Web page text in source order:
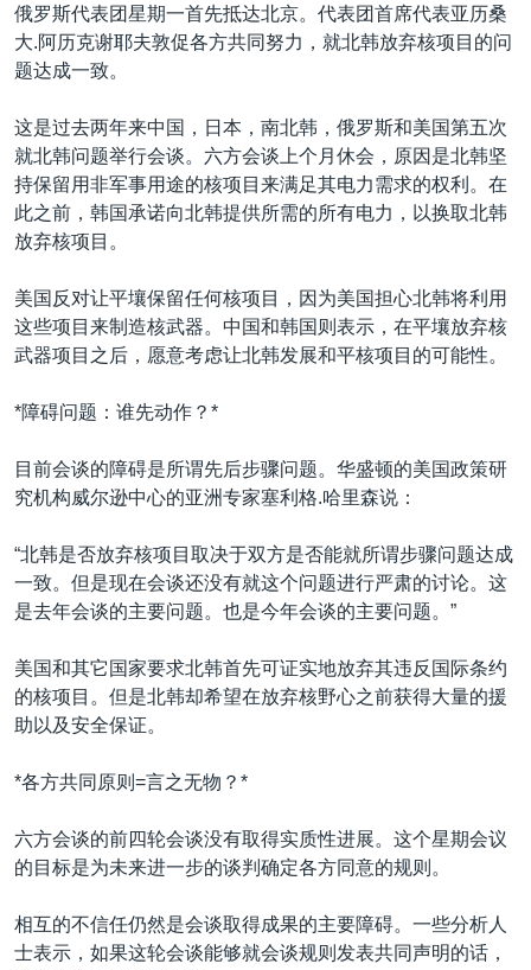
航
跳
转
检
索
中东
欧洲
美洲
全球议题
人权·法律·宗教
科教·文娱·体健
劳工
环境
热点专题
白宫要闻
美中关系
美国建国250周年
埃博拉疫情
重要讲话与声明
台海两岸关系
南中国海争端
关注新疆
VOA视频
中文广播
关注我们
俄罗斯代表团星期一首先抵达北京。代表团首席代表亚历桑
大.阿历克谢耶夫敦促各方共同努力，就北韩放弃核项目的问
题达成一致。
这是过去两年来中国，日本，南北韩，俄罗斯和美国第五次
就北韩问题举行会谈。六方会谈上个月休会，原因是北韩坚
持保留用非军事用途的核项目来满足其电力需求的权利。在
此之前，韩国承诺向北韩提供所需的所有电力，以换取北韩
放弃核项目。
美国反对让平壤保留任何核项目，因为美国担心北韩将利用
这些项目来制造核武器。中国和韩国则表示，在平壤放弃核
武器项目之后，愿意考虑让北韩发展和平核项目的可能性。
*障碍问题：谁先动作？*
目前会谈的障碍是所谓先后步骤问题。华盛顿的美国政策研
究机构威尔逊中心的亚洲专家塞利格.哈里森说：
“北韩是否放弃核项目取决于双方是否能就所谓步骤问题达成
一致。但是现在会谈还没有就这个问题进行严肃的讨论。这
是去年会谈的主要问题。也是今年会谈的主要问题。”
美国和其它国家要求北韩首先可证实地放弃其违反国际条约
的核项目。但是北韩却希望在放弃核野心之前获得大量的援
助以及安全保证。
*各方共同原则=言之无物？*
六方会谈的前四轮会谈没有取得实质性进展。这个星期会议
的目标是为未来进一步的谈判确定各方同意的规则。
相互的不信任仍然是会谈取得成果的主要障碍。一些分析人
士表示，如果这轮会谈能够就会谈规则发表共同声明的话，